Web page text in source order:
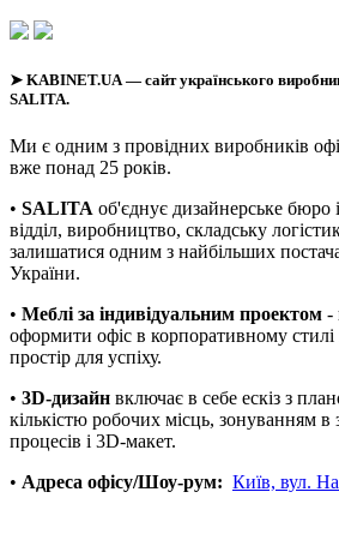
➤ KABINET.UA— сайт українського
SALITA.
Ми є одним з провідних виробників
вже понад 25 років.
• SALITA об'єднує дизайнерське бюро
відділ, виробництво, складську
залишатися одним з найбільших
України.
• Меблі за індивідуальним проектом -
оформити офіс в корпоративному стилі
простір для успіху.
• 3D-дизайн включає в себе ескіз з
кількістю робочих місць, зонуванням в
процесів і 3D-макет.
• Адреса офісу/Шоу-рум: Київ, вул.